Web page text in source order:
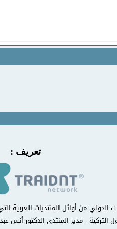
تعريف :
- مدير المنتدى الدكتور أنس